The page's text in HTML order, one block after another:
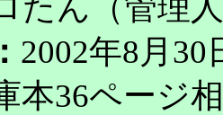
たん（管理
2002年8月
本36ページ